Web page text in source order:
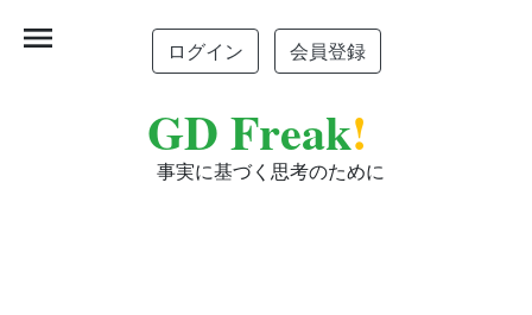
ログイン 会員登録
GD Freak!
事実に基づく思考のために
menu